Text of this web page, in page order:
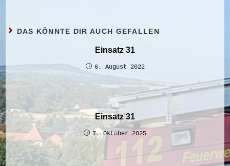
DAS KÖNNTE DIR AUCH GEFALLEN
Einsatz 31
6. August 2022
Einsatz 31
7. Oktober 2025